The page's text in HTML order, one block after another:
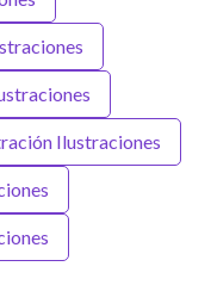
Ilustraciones